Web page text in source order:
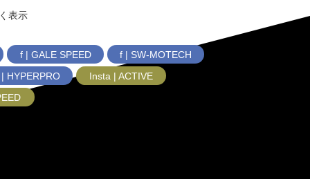
表示
f | GALE SPEED
f | SW-MOTECH
HYPERPRO
Insta | ACTIVE